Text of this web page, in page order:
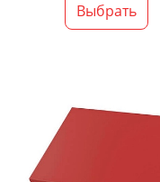
Выбрать